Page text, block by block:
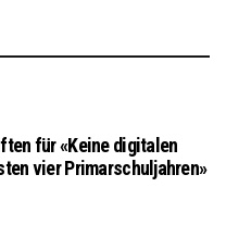
für «Keine digitalen
vier Primarschuljahren»